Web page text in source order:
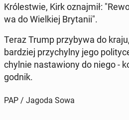
Kró­le­stwie, Kirk oznaj­mił:
wa do Wiel­kiej Bry­ta­nii".
Teraz Trump przy­by­wa do
bar­dziej przy­chyl­ny jego
chyl­nie na­sta­wio­ny do niego -
go­dnik.
PAP / Jagoda Sowa